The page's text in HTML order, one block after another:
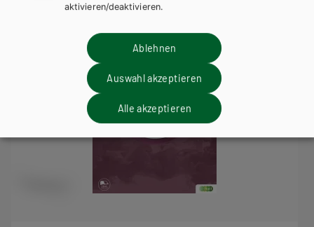
aktivieren/deaktivieren.
Ablehnen
Auswahl akzeptieren
Alle akzeptieren